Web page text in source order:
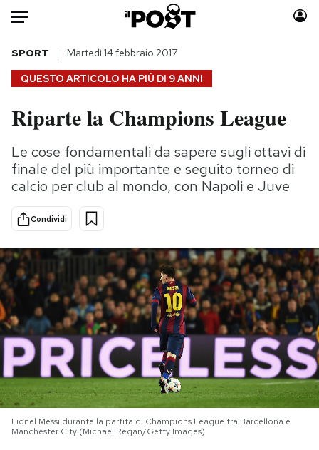
Auto
HOME
Italia
Politica
Tecnologia
Scienza
Economia
Sport
Moda
Consumismi
Storie/Idee
Altrecose
Mondiali calcio 2026
PODCAST
NEWSLETTER
QUESTO ARTICOLO HA PIÙ DI 9 ANNI
SPORT Martedì 14 febbraio 2017
Riparte la Champions League
Le cose fondamentali da sapere sugli ottavi di
finale del più importante e seguito torneo di
calcio per club al mondo, con Napoli e Juve
Condividi
Lionel Messi durante la partita di Champions League tra Barcellona e
Manchester City (Michael Regan/Getty Images)